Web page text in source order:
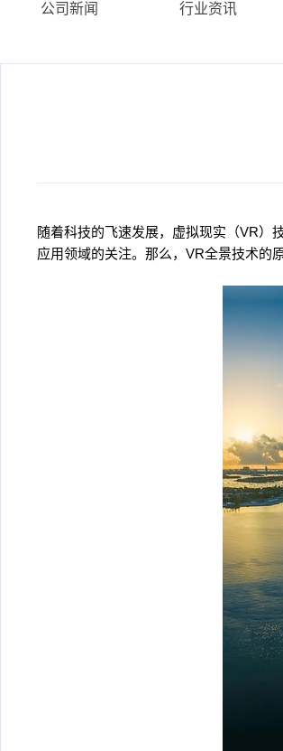
公司新闻 行业资讯
随着科技的飞速发展，虚拟现实（VR）
应用领域的关注。那么，VR全景技术的